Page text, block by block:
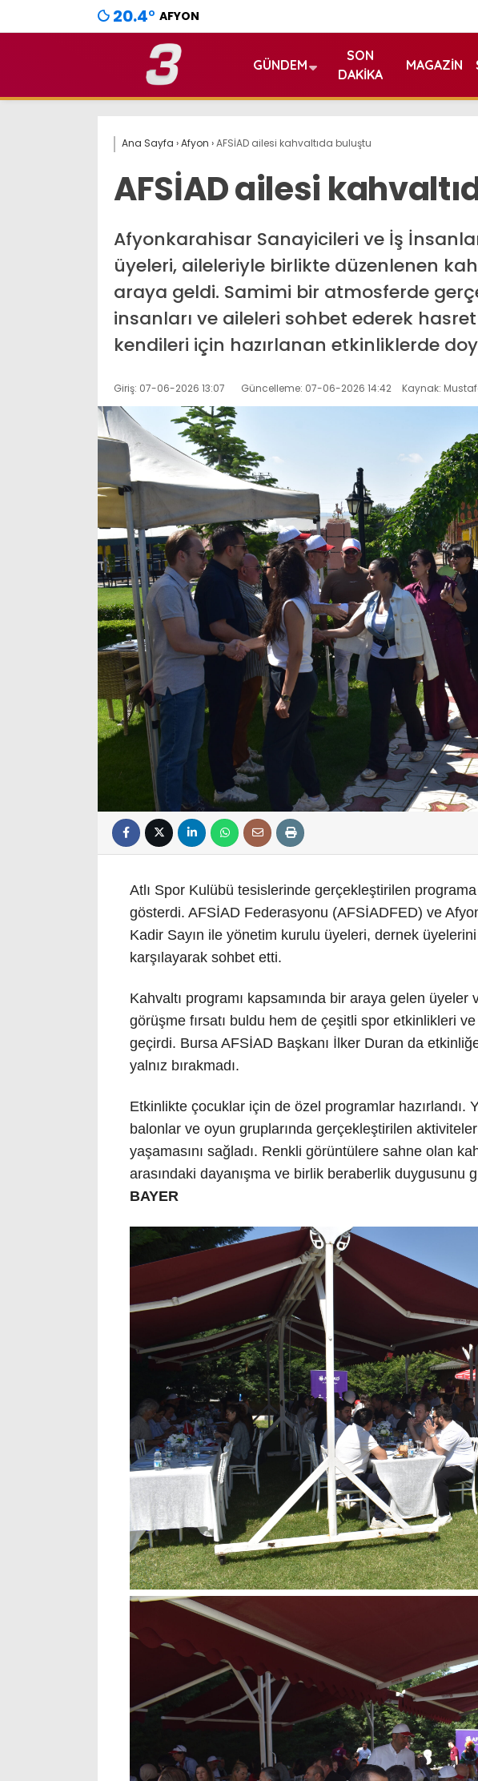
20.4° AFYON
GÜNDEM
SON
DAKIKA
MAGAZIN
Ana Sayfa ›Afyon ›AFSİAD ailesi kahvaltıda buluştu
AFSİAD ailesi
Afyonkarahisar Sanayicileri ve İş
üyeleri, aileleriyle birlikte düzenlenen
araya geldi. Samimi bir atmosferde
insanları ve aileleri sohbet ederek
kendileri için hazırlanan etkinliklerde
Giriş: 07-06-2026 13:07 Güncelleme: 07-06-2026 14:42 Kaynak:
Atlı Spor Kulübü tesislerinde gerçekleştirilen
gösterdi. AFSİAD Federasyonu (AFSİADFED) ve
Kadir Sayın ile yönetim kurulu üyeleri, dernek
karşılayarak sohbet etti.
Kahvaltı programı kapsamında bir araya gelen
görüşme fırsatı buldu hem de çeşitli spor etkinlikleri
geçirdi. Bursa AFSİAD Başkanı İlker Duran da
yalnız bırakmadı.
Etkinlikte çocuklar için de özel programlar hazırlandı.
balonlar ve oyun gruplarında gerçekleştirilen
yaşamasını sağladı. Renkli görüntülere sahne olan
arasındaki dayanışma ve birlik beraberlik duygusunu
BAYER